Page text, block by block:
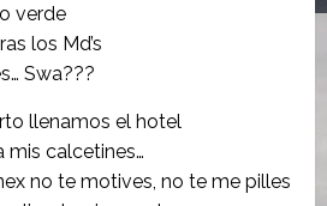
verde
los Md’s
Swa???
llenamos el hotel
mis calcetines…
no te motives, no te me pilles